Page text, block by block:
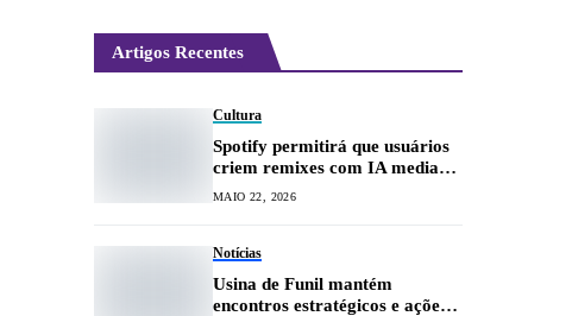
Artigos Recentes
Cultura
Spotify permitirá que usuários
criem remixes com IA mediante
tarifa extra
MAIO 22, 2026
Notícias
Usina de Funil mantém
encontros estratégicos e ações